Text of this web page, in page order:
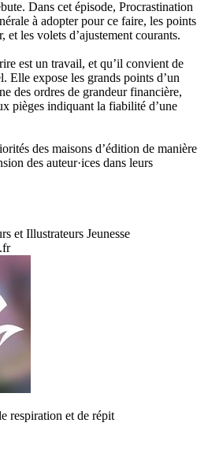
Dans cet épisode, Procrastination
à adopter pour ce faire, les points
et les volets d’ajustement courants.
est un travail, et qu’il convient de
Elle expose les grands points d’un
des ordres de grandeur financière,
pièges indiquant la fiabilité d’une
des maisons d’édition de manière
des auteur·ices dans leurs
et Illustrateurs Jeunesse
respiration et de répit